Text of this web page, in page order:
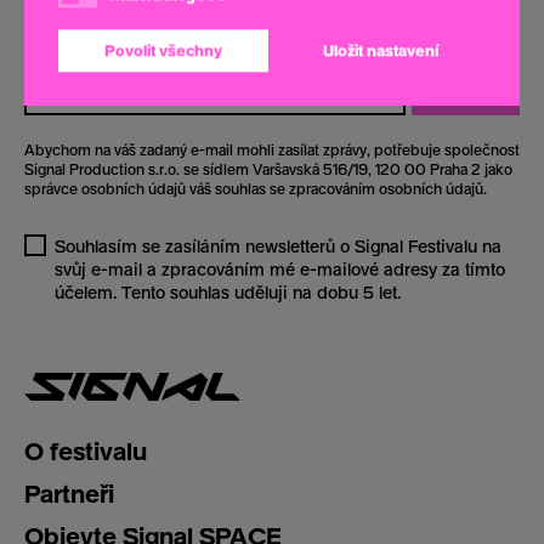
si ujít žádnou novinku o Signal Festivalu.
Abychom na váš zadaný e-mail mohli zasílat zprávy, potřebuje společnost
Signal Production s.r.o. se sídlem Varšavská 516/19, 120 00 Praha 2 jako
správce osobních údajů váš souhlas se zpracováním osobních údajů.
Souhlasím se zasíláním newsletterů o Signal Festivalu na
svůj e-mail a zpracováním mé e-mailové adresy za tímto
účelem. Tento souhlas uděluji na dobu 5 let.
O festivalu
Partneři
Objevte Signal SPACE
Povolit všechny Uložit nastavení